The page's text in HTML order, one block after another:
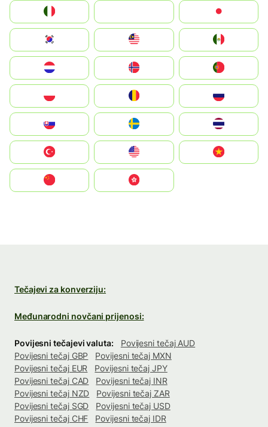
South Korea
United States
中國香港特別行政區
Tečajevi za konverziju:
Međunarodni novčani prijenosi:
Povijesni tečajevi valuta:
Povijesni tečaj AUD
Povijesni tečaj GBP
Povijesni tečaj MXN
Povijesni tečaj EUR
Povijesni tečaj JPY
Povijesni tečaj CAD
Povijesni tečaj INR
Povijesni tečaj NZD
Povijesni tečaj ZAR
Povijesni tečaj SGD
Povijesni tečaj USD
Povijesni tečaj CHF
Povijesni tečaj IDR